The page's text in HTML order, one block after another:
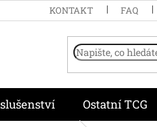
KONTAKT FAQ
Ostatní TCG